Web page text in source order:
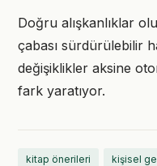
Doğru alışkanlıklar
çabası sürdürülebilir
değişiklikler aksine
fark yaratıyor.
kitap önerileri kişisel